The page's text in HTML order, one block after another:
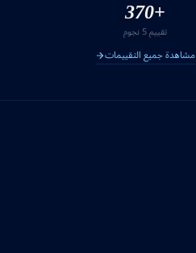
+370
تقييم 5 نجوم
مشاهدة جميع التقييمات